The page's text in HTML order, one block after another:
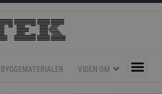
BYGGEMATERIALER VIDEN OM